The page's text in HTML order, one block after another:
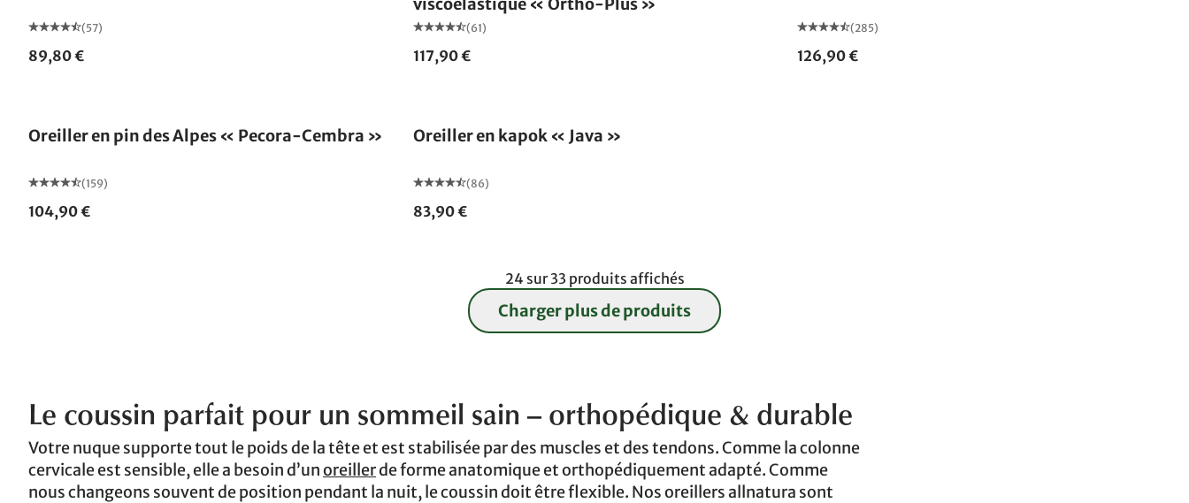
(57)
89,80 €
(61)
117,90 €
(285)
126,90 €
Oreiller en pin des Alpes « Pecora-Cembra »
(159)
104,90 €
Oreiller en kapok « Java »
(86)
83,90 €
24 sur 33 produits affichés
Charger plus de produits
Le coussin parfait pour un sommeil sain – orthopédique & durable
Votre nuque supporte tout le poids de la tête et est stabilisée par des muscles et des tendons. Comme la colonne
cervicale est sensible, elle a besoin d’unoreillerde forme anatomique et orthopédiquement adapté. Comme
nous changeons souvent de position pendant la nuit, le coussin doit être flexible. Nos oreillers allnatura sont